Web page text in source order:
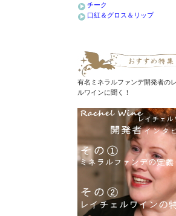
チーク
口紅＆グロス＆リップ
有名ミネラルファンデ開発者の
ルワインに聞く！